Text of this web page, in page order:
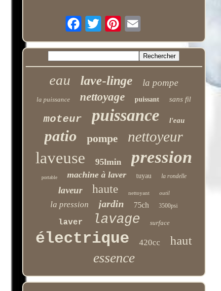
eau lave-linge la pompe
la puissance nettoyage puissant sans fil
moteur puissance l'eau
patio pompe nettoyeur
laveuse 95lmin pression
portable machine à laver tuyau la rondelle
laveur haute nettoyant outil
la pression jardin 75ch 3500psi
laver lavage surface
électrique 420cc haut
essence